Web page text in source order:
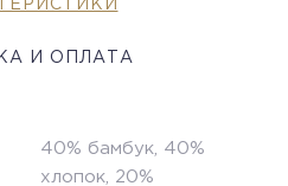
И ОПЛАТА
40% бамбук, 40%
хлопок, 20%